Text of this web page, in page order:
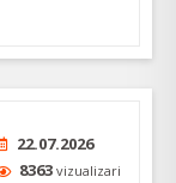
22.07.2026
8363 vizualizari